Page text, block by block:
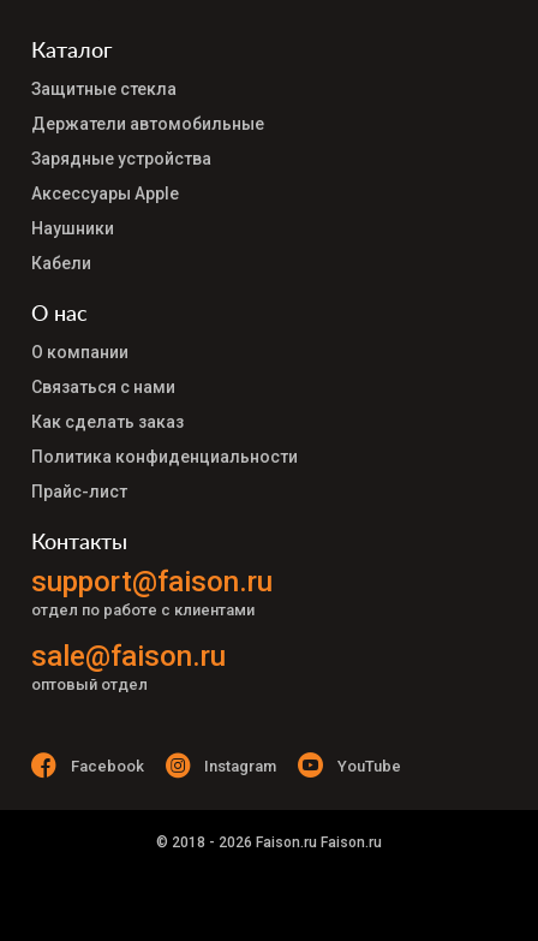
Каталог
Защитные стекла
Держатели автомобильные
Зарядные устройства
Аксессуары Apple
Наушники
Кабели
О нас
О компании
Связаться с нами
Как сделать заказ
Политика конфиденциальности
Прайс-лист
Контакты
support@faison.ru
отдел по работе с клиентами
sale@faison.ru
оптовый отдел
Facebook Instagram YouTube
© 2018 - 2026 Faison.ru Faison.ru